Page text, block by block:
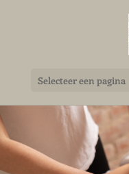
Selecteer een pagina